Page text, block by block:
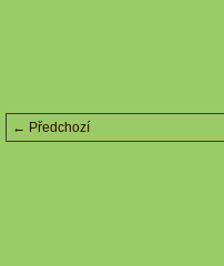
← Předchozí